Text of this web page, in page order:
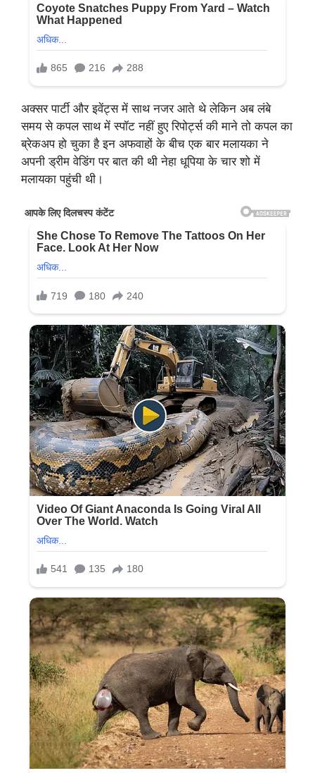
अक्सर पार्टी और इवेंट्स में साथ नजर आते थे लेकिन अब लंबे
समय से कपल साथ में स्पॉट नहीं हुए रिपोर्ट्स की माने तो कपल का
ब्रेकअप हो चुका है इन अफवाहों के बीच एक बार मलायका ने
अपनी ड्रीम वेडिंग पर बात की थी नेहा धूपिया के चार शो में
मलायका पहुंची थी।